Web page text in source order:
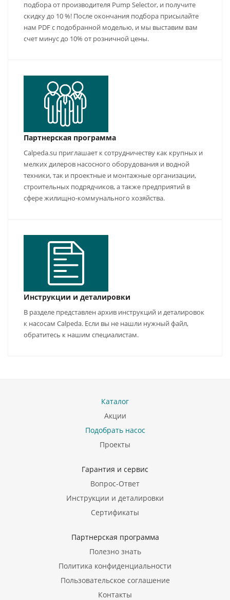
подбора от производителя Pump Selector, и получите
скидку до 10 %! После окончания подбора присылайте
нам PDF с подобранной моделью, и мы выставим вам
счет минус до 10% от розничной цены.
Партнерская программа
Calpeda.su приглашает к сотрудничеству как крупных и
мелких дилеров насосного оборудования и водной
техники, так и проектные и монтажные организации,
строительных подрядчиков, а также предприятий в
сфере жилищно-коммунального хозяйства.
Инструкции и деталировки
В разделе представлен архив инструкций и деталировок
к насосам Calpeda. Если вы не нашли нужный файл,
обратитесь к нашим специалистам.
Каталог
Акции
Подобрать насос
Проекты
Гарантия и сервис
Вопрос-Ответ
Инструкции и деталировки
Сертификаты
Партнерская программа
Полезно знать
Политика конфиденциальности
Пользовательское соглашение
Контакты